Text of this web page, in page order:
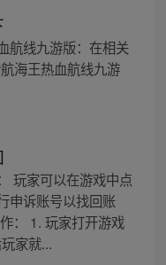
航线九游版：在相关
海王热血航线九游
玩家可以在游戏中点
申诉账号以找回账
： 1. 玩家打开游戏
家就...